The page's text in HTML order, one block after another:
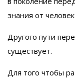
знания от
Другого пути
существует.
Для того чтобы